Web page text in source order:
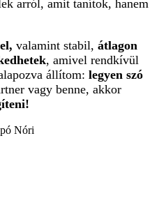
arról, amit tanítok, hanem
valamint stabil,átlagon
, amivel rendkívül
állítom:legyen szó
vagy benne, akkor